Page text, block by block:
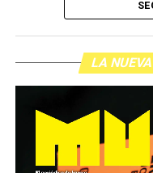
LA